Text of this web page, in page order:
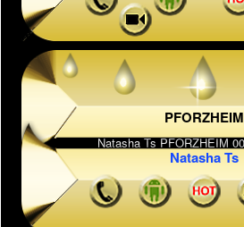
PFORZHEIM
Natasha Ts